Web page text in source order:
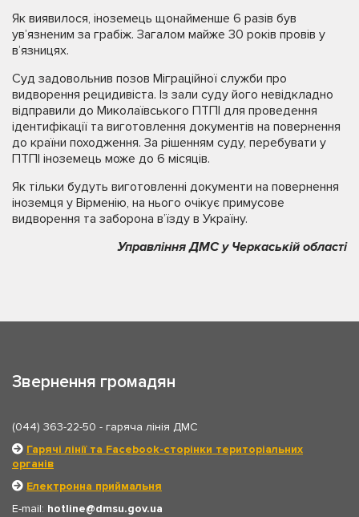
Як виявилося, іноземець щонайменше 6 разів був
ув’язненим за грабіж. Загалом майже 30 років провів у
в’язницях.
Суд задовольнив позов Міграційної служби про
видворення рецидивіста. Із зали суду його невідкладно
відправили до Миколаївського ПТПІ для проведення
ідентифікації та виготовлення документів на повернення
до країни походження. За рішенням суду, перебувати у
ПТПІ іноземець може до 6 місяців.
Як тільки будуть виготовленні документи на повернення
іноземця у Вірменію, на нього очікує примусове
видворення та заборона в’їзду в Україну.
Управління ДМС у Черкаській області
Звернення громадян
(044) 363-22-50 - гаряча лінія ДМС
Гарячі лінії та Facebook-сторінки територіальних
органів
Електронна приймальня
E-mail: hotline
dmsu.gov.ua